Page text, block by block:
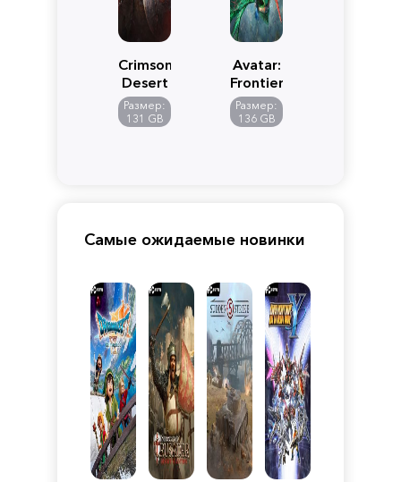
Crimson
Desert
Размер:
131 GB
Avatar:
Frontiers
of
Pandora
Размер:
136 GB
Самые ожидаемые новинки